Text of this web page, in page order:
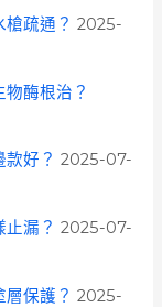
疏通？ 2025-
酶根治？
好？ 2025-07-
漏？ 2025-07-
保護？ 2025-